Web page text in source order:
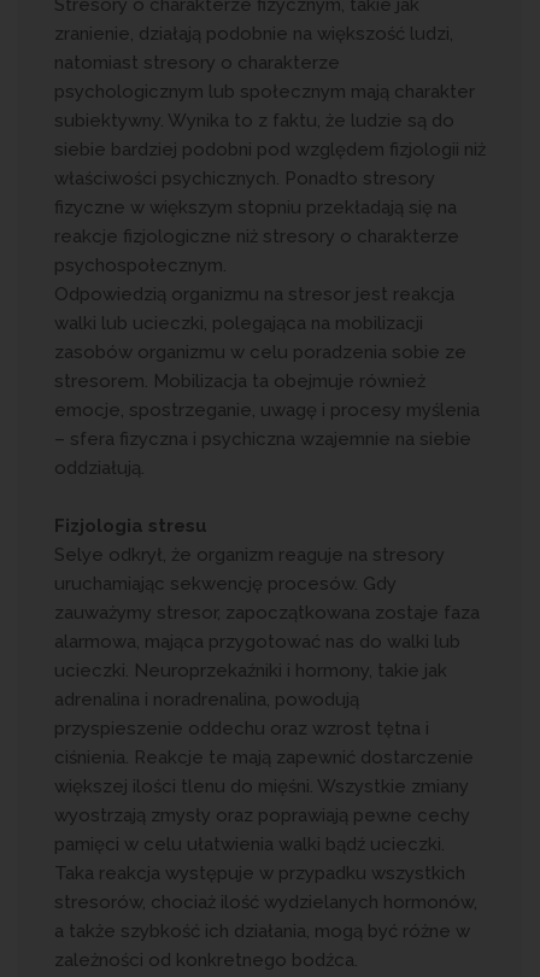
Stresory o charakterze fizycznym, takie jak
zranienie, działają podobnie na większość ludzi,
natomiast stresory o charakterze
psychologicznym lub społecznym mają charakter
subiektywny. Wynika to z faktu, że ludzie są do
siebie bardziej podobni pod względem fizjologii niż
właściwości psychicznych. Ponadto stresory
fizyczne w większym stopniu przekładają się na
reakcje fizjologiczne niż stresory o charakterze
psychospołecznym.
Odpowiedzią organizmu na stresor jest reakcja
walki lub ucieczki, polegająca na mobilizacji
zasobów organizmu w celu poradzenia sobie ze
stresorem. Mobilizacja ta obejmuje również
emocje, spostrzeganie, uwagę i procesy myślenia
– sfera fizyczna i psychiczna wzajemnie na siebie
oddziałują.
Fizjologia stresu
Selye odkrył, że organizm reaguje na stresory
uruchamiając sekwencję procesów. Gdy
zauważymy stresor, zapoczątkowana zostaje faza
alarmowa, mająca przygotować nas do walki lub
ucieczki. Neuroprzekaźniki i hormony, takie jak
adrenalina i noradrenalina, powodują
przyspieszenie oddechu oraz wzrost tętna i
ciśnienia. Reakcje te mają zapewnić dostarczenie
większej ilości tlenu do mięśni. Wszystkie zmiany
wyostrzają zmysły oraz poprawiają pewne cechy
pamięci w celu ułatwienia walki bądź ucieczki.
Taka reakcja występuje w przypadku wszystkich
stresorów, chociaż ilość wydzielanych hormonów,
a także szybkość ich działania, mogą być różne w
zależności od konkretnego bodźca.